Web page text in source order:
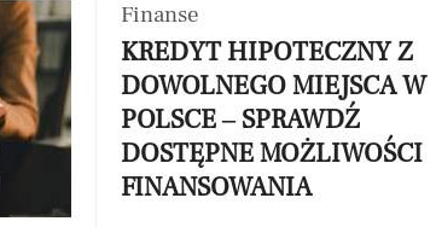
Finanse
KREDYT HIPOTECZNY Z
DOWOLNEGO MIEJSCA W
POLSCE – SPRAWDŹ
DOSTĘPNE MOŻLIWOŚCI
FINANSOWANIA